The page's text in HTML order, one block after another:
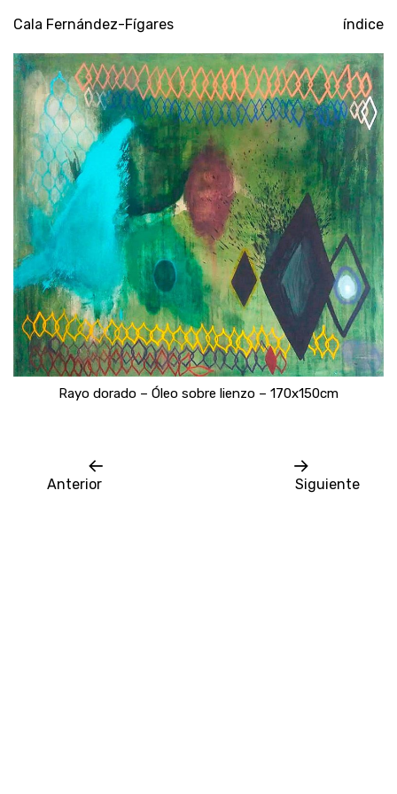
Cala Fernández-Fígares índice
Rayo dorado – Óleo sobre lienzo – 170x150cm
Siguiente
Anterior